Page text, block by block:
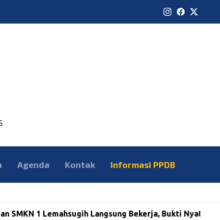
Agenda Kontak Informasi PPDB
1 Lemahsugih Langsung Bekerja, Bukti Nyata Sekolah